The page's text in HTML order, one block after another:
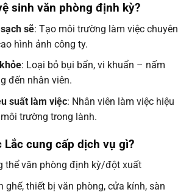
sinh văn phòng định kỳ?
sẽ: Tạo môi trường làm việc chuyên
hình ảnh công ty.
: Loại bỏ bụi bẩn, vi khuẩn – nấm
đến nhân viên.
suất làm việc: Nhân viên làm việc hiệu
trường trong lành.
Lắc cung cấp dịch vụ gì?
thể văn phòng định kỳ/đột xuất
thiết bị văn phòng, cửa kính, sàn